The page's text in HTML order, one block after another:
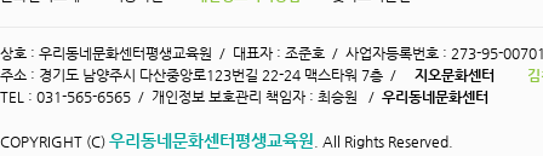
상호 : 우리동네문화센터평생교육원 / 대표자 : 조준호 / 사업자등록번호 : 273-95-
주소 : 경기도 남양주시 다산중앙로123번길 22-24 맥스타워 7층 /
지오문화센터
TEL : 031-565-6565 / 개인정보 보호관리 책임자 : 최승원 / 우리동네문화센터
COPYRIGHT (C) 우리동네문화센터평생교육원 . All Rights Reserved.